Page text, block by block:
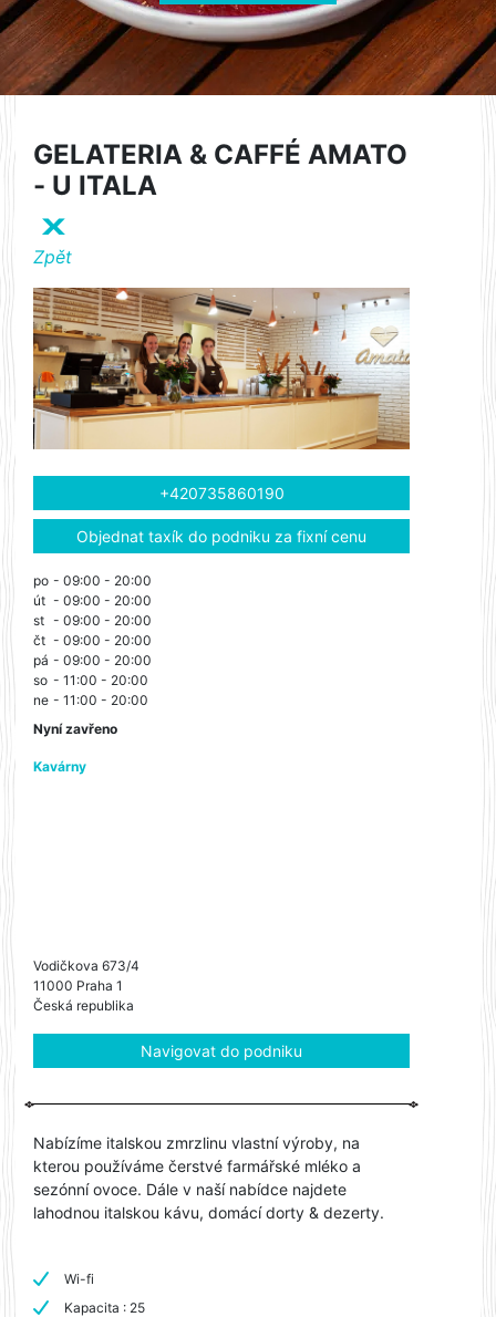
GELATERIA & CAFFÉ AMATO
- U ITALA
X
Zpět
+420735860190
Objednat taxík do podniku za fixní cenu
po - 09:00 - 20:00
út - 09:00 - 20:00
st - 09:00 - 20:00
čt - 09:00 - 20:00
pá - 09:00 - 20:00
so - 11:00 - 20:00
ne - 11:00 - 20:00
Nyní zavřeno
Kavárny
Vodičkova 673/4
11000 Praha 1
Česká republika
Navigovat do podniku
Nabízíme italskou zmrzlinu vlastní výroby, na
kterou používáme čerstvé farmářské mléko a
sezónní ovoce. Dále v naší nabídce najdete
lahodnou italskou kávu, domácí dorty & dezerty.
Wi-fi
Kapacita : 25